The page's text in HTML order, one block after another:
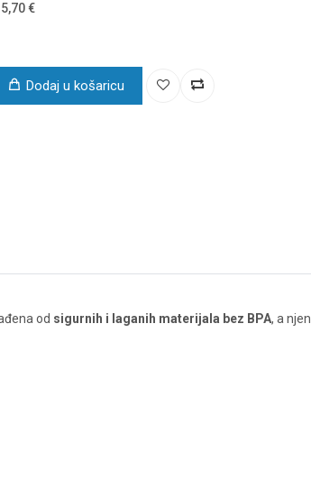
5,70 €
Dodaj u košaricu
od sigurnih i laganih materijala bez BPA, a njen